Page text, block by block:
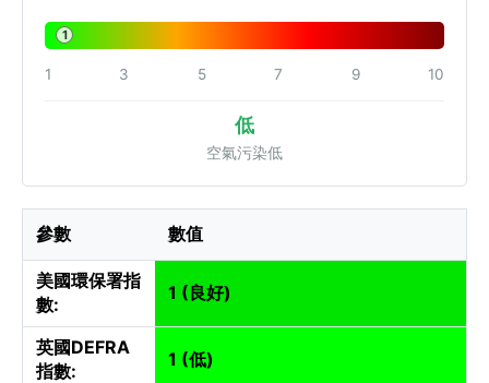
1
1 3 5 7 9 10
低
空氣污染低
參數 數值
美國環保署指
數:
1 (良好)
英國DEFRA
指數:
1 (低)